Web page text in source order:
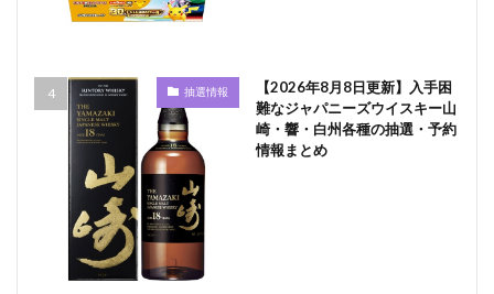
抽選情報
【2026年8月8日更新】入手困
難なジャパニーズウイスキー山
崎・響・白州各種の抽選・予約
情報まとめ